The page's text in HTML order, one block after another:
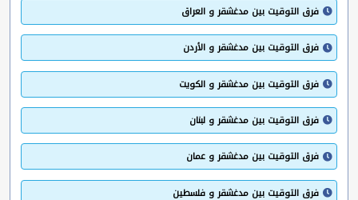
فرق التوقيت بين مدغشقر و العراق
فرق التوقيت بين مدغشقر و الأردن
فرق التوقيت بين مدغشقر و الكويت
فرق التوقيت بين مدغشقر و لبنان
فرق التوقيت بين مدغشقر و عمان
فرق التوقيت بين مدغشقر و فلسطين